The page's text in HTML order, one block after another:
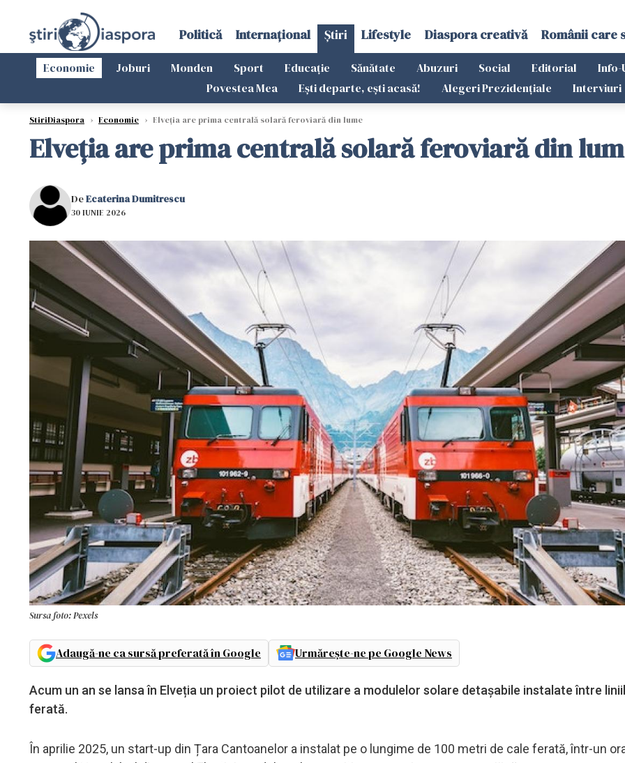
Politică Internațional Știri Lifestyle Diaspora creativă Românii care
Economie Joburi Monden Sport Educație Sănătate Abuzuri Social Editorial Info-
Povestea Mea
Ești departe, ești acasă! Alegeri Prezidențiale Interviuri
StiriDiaspora › Economie › Elveția are prima centrală solară feroviară din lume
Elveția are prima centrală solară feroviară din
DeEcaterina Dumitrescu
30 IUNIE 2026
Sursa foto: Pexels
Adaugă-ne ca sursă preferată în Google Urmărește-ne pe Google News
Acum un an se lansa în Elveția un proiect pilot de utilizare a modulelor solare detașabile instalate între
ferată.
În aprilie 2025, un start-up din Țara Cantoanelor a instalat pe o lungime de 100 metri de cale ferată, într-un